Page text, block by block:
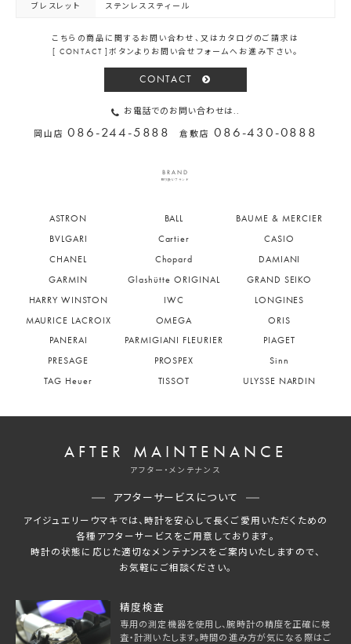
ブレスレット ステンレススティール
こちらの商品に関するお問い合わせ、又はカタログのご請求は
[ CONTACT ]ボタンよりお問い合せフォームへお進み下さい。
CONTACT
お電話でのお問い合わせは..
岡山店086-244-5888 倉敷店 086-430-0888
BRAND
取り扱いブランド
ASTRON BALL
BAUME & MERCIER
BVLGARI
Cartier
CASIO
CHANEL
Chopard
DAMIANI
GARMIN
Glashütte ORIGINAL
GRAND SEIKO
HARRY WINSTON
IWC
LONGINES
MAURICE LACROIX
OMEGA
ORIS
PANERAI
PARMIGIANI FLEURIER
PIAGET
PRESAGE
PROSPEX
Sinn
TAG Heuer
TISSOT ULYSSE NARDIN
AFTER MAINTENANCE
アフター・メンテナンス
アフターサービスについて
アイジュエリーウマキでは、時計を安心して長くご愛用いただくための
各種アフターサービスをご用意しております。
時計の状態に応じた適切なメンテナンスをご案内いたしますので、
お気軽にご相談ください。
精度検査
専用の測定機器を使用し、腕時計の精度を正確に検
査・計測いたします。時間の進み方が気になる際はご